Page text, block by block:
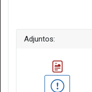
Adjuntos: